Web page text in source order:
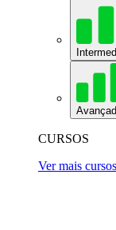
CURSOS
Ver mais